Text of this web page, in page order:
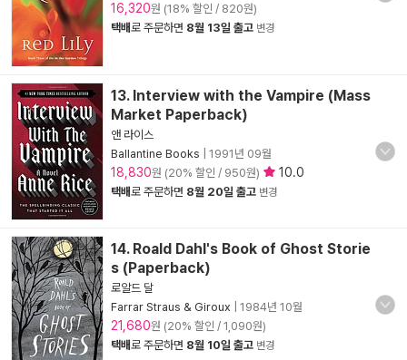
16,320원 (18% 할인 / 820원)
택배로 주문하면 8월 13일 출고 변경
13. Interview with the Vampire (Mass
Market Paperback)
앤 라이스
Ballantine Books
1991년 09월
18,830원 (20% 할인 / 950원) 10.0
택배로 주문하면 8월 20일 출고 변경
14. Roald Dahl's Book of Ghost Storie
s (Paperback)
로알드 달
Farrar Straus & Giroux
1984년 10월
21,680원 (20% 할인 / 1,090원)
택배로 주문하면 8월 10일 출고 변경